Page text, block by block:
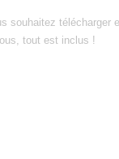
souhaitez télécharger
tout est inclus !